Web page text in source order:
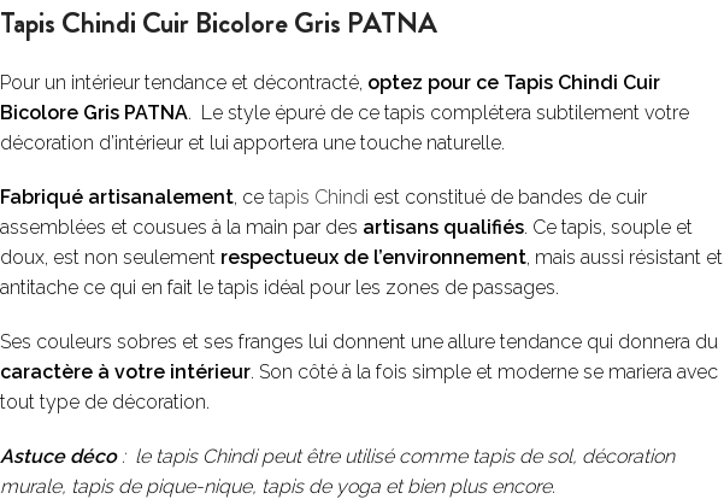
Tapis Chindi Cuir Bicolore Gris PATNA
Pour un intérieur tendance et décontracté, optez pour ce Tapis Chindi Cuir
Bicolore Gris PATNA. Le style épuré de ce tapis complétera subtilement votre
décoration d’intérieur et lui apportera une touche naturelle.
Fabriqué artisanalement, ce tapis Chindi est constitué de bandes de cuir
assemblées et cousues à la main par des artisans qualifiés. Ce tapis, souple et
doux, est non seulement respectueux de l’environnement, mais aussi résistant et
antitache ce qui en fait le tapis idéal pour les zones de passages.
Ses couleurs sobres et ses franges lui donnent une allure tendance qui donnera du
caractère à votre intérieur. Son côté à la fois simple et moderne se mariera avec
tout type de décoration.
Astuce déco: le tapis Chindi peut être utilisé comme tapis de sol, décoration
murale, tapis de pique-nique, tapis de yoga et bien plus encore.